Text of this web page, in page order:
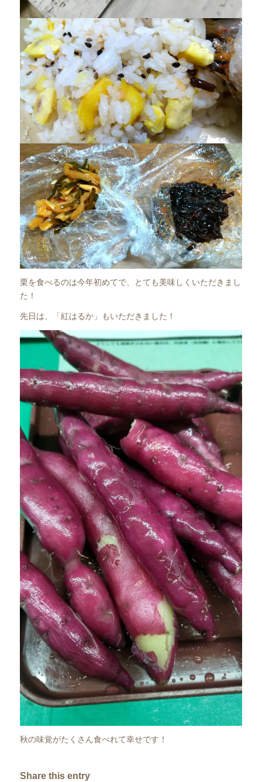
栗を食べるのは今年初めてで、とても美味しくいただきまし
た！
先日は、「紅はるか」もいただきました！
秋の味覚がたくさん食べれて幸せです！
Share this entry